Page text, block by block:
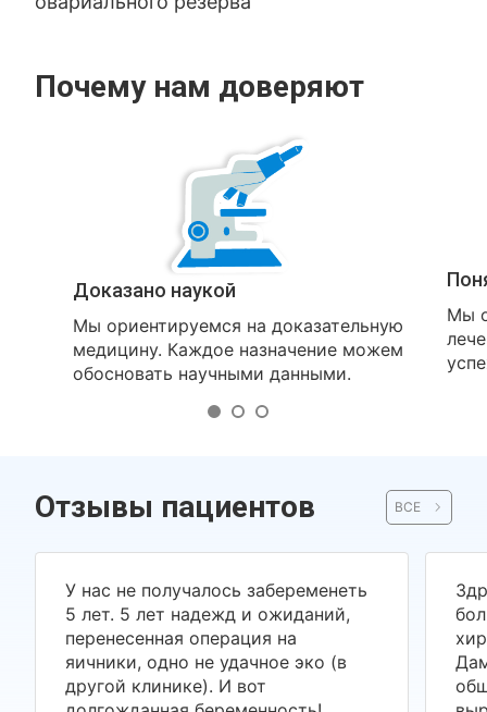
Почему нам доверяют
Доказано наукой
Мы ориентируемся на доказательную
медицину. Каждое назначение можем
обосновать научными данными.
Мы
Отзывы пациентов ВСЕ
У нас не получалось забеременеть
5 лет. 5 лет надежд и ожиданий,
перенесенная операция на
яичники, одно не удачное эко (в
другой клинике). И вот